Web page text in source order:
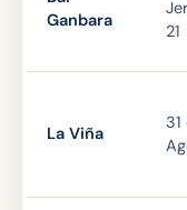
Ganbara
21
La Viña
31